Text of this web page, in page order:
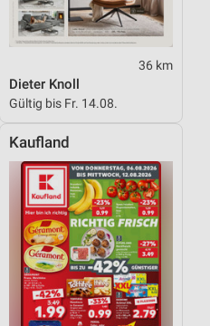
36 km
Dieter Knoll
Gültig bis Fr. 14.08.
Kaufland